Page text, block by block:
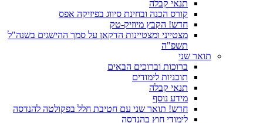
תנאי קבלה
קורס הכנה ובחינת סיווג בפיזיקה אפס
חדש! הקבץ מיוזיק-טק
מצטייני ומצטיינות הדקאן על סמך ההישגים בשנה"ל
תשפ"ה
תואר שני
ברוכות וברוכים הבאים
תוכניות לימודים
תנאי קבלה
מידע נוסף
חדש! תואר שני עם חטיבת חלל בפקולטה להנדסה
לימודי חוץ בהנדסה